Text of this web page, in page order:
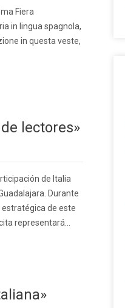
Fiera
in lingua spagnola,
in questa veste,
lectores»
de Italia
Durante
estratégica de este
representará...